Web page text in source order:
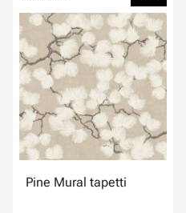
Pine Mural tapetti